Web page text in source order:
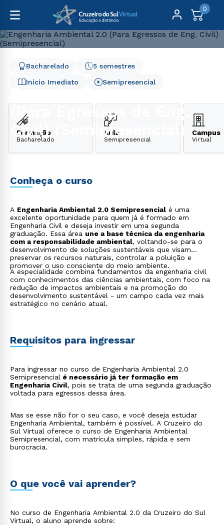
0
Engenharia Ambiental 2.0 (Para Egressos de Eng. Civil)
(Para Egressos de Eng.
Civil) (Semipresencial)
Início Imediato
5 semestres
Bacharelado
Semipresencial
Formação
Bacharelado
Aula
Semipresencial
Campus
Virtual
Conheça o curso
A Engenharia Ambiental 2.0 Semipresencial é uma
excelente oportunidade para quem já é formado em
Engenharia Civil e deseja investir em uma segunda
graduação. Essa área une a base técnica da engenharia
com a responsabilidade ambiental, voltando-se para o
desenvolvimento de soluções sustentáveis que visam
preservar os recursos naturais, controlar a poluição e
promover o uso consciente do meio ambiente.
A especialidade combina fundamentos da engenharia civil
com conhecimentos das ciências ambientais, com foco na
redução de impactos ambientais e na promoção do
desenvolvimento sustentável - um campo cada vez mais
estratégico no cenário atual.
Requisitos para ingressar
Para ingressar no curso de Engenharia Ambiental 2.0
Semipresencial é necessário já ter formação em
Engenharia Civil, pois se trata de uma segunda graduação
voltada para egressos dessa área.
Mas se esse não for o seu caso, e você deseja estudar
Engenharia Ambiental, também é possível. A Cruzeiro do
Sul Virtual oferece o curso de Engenharia Ambiental
Semipresencial, com matrícula simples, rápida e sem
burocracia.
O que você vai aprender?
No curso de Engenharia Ambiental 2.0 da Cruzeiro do Sul
Virtual, o aluno aprende sobre: